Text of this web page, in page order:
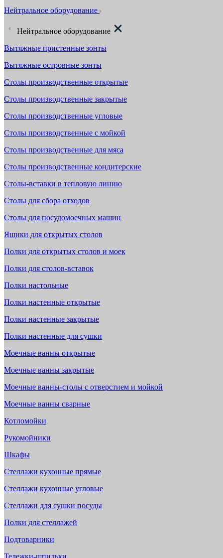
Нейтральное оборудование
Нейтральное оборудование
Вытяжные пристенные зонты
Вытяжные островные зонты
Столы производственные открытые
Столы производственные закрытые
Столы производственные угловые
Столы производственные с мойкой
Столы производственные для мяса
Столы производственные кондитерские
Столы-вставки в тепловую линию
Столы для сбора отходов
Столы для посудомоечных машин
Ящики для открытых столов
Полки для открытых столов и моек
Полки для столов-вставок
Полки настольные
Полки настенные открытые
Полки настенные закрытые
Полки настенные для сушки
Моечные ванны открытые
Моечные ванны закрытые
Моечные ванны-столы с отверстием и мойкой
Моечные ванны сварные
Котломойки
Рукомойники
Шкафы
Стеллажи кухонные прямые
Стеллажи кухонные угловые
Стеллажи для сушки посуды
Полки для стеллажей
Подтоварники
Тележки-шпильки